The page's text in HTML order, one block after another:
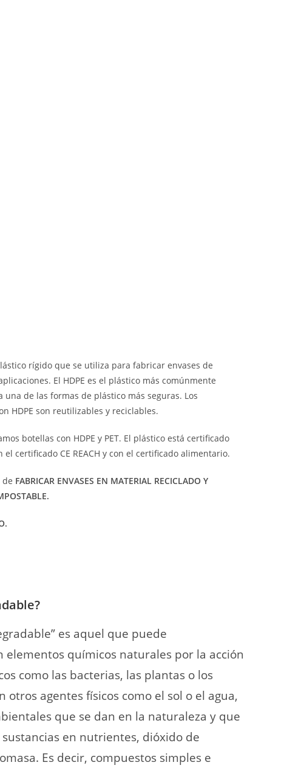
rígido que se utiliza para fabricar envases de
El HDPE es el plástico más comúnmente
una de las formas de plástico más seguras. Los
HDPE son reutilizables y reciclables.
botellas con HDPE y PET. El plástico está certificado
el certificado CE REACH y con el certificado alimentario.
FABRICAR ENVASES EN MATERIAL RECICLADO Y
es aquel que puede
elementos químicos naturales por la acción
como las bacterias, las plantas o los
otros agentes físicos como el sol o el agua,
que se dan en la naturaleza y que
en nutrientes, dióxido de
Es decir, compuestos simples e